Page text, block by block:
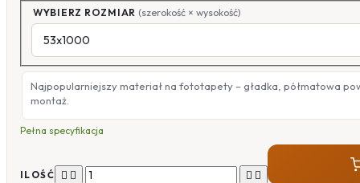
WYBIERZ ROZMIAR (szerokość × wysokość)
Najpopularniejszy materiał na fototapety – gładka, półmatowa
montaż.
Pełna specyfikacja
ILOŚĆ    